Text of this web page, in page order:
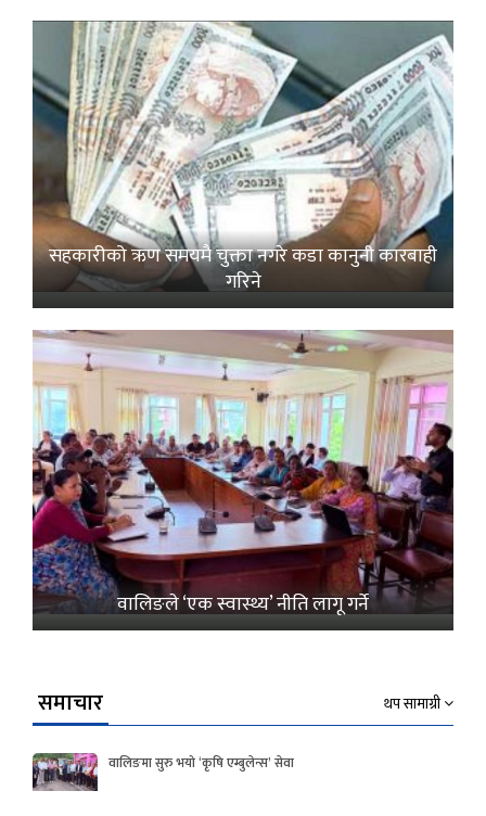
सहकारीको ऋण समयमै चुक्ता नगरे कडा कानुनी कारबाही
गरिने
वालिङले ‘एक स्वास्थ्य’ नीति लागू गर्ने
समाचार थप सामाग्री
वालिङमा सुरु भयो ‘कृषि एम्बुलेन्स’ सेवा